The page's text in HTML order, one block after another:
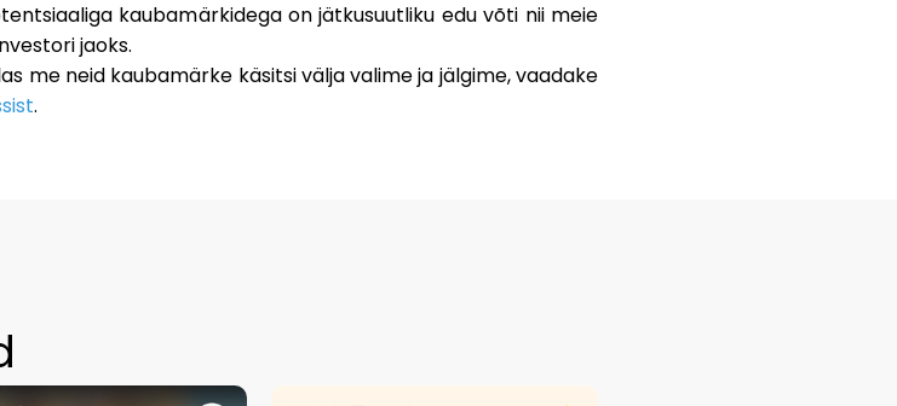
kaubamärkidega on jätkusuutliku edu võti nii meie
jaoks.
me neid kaubamärke käsitsi välja valime ja jälgime, vaadake
.